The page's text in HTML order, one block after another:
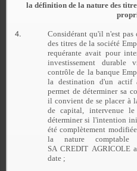
la définition de la nature des
Considérant qu'il n'est pas
des titres de la société
requérante avait pour
investissement
contrôle de la banque
la destination d'un actif
permet de déterminer sa
il convient de se placer à
de capital, intervenue
déterminer si l'intention
été complètement
la nature
SA CREDIT AGRICOLE
date ;